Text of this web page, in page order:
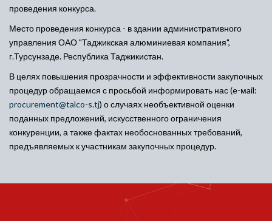
проведения конкурса.
Место проведения конкурса - в здании административного
управления ОАО "Таджикская алюминиевая компания",
г.Турсунзаде. Республика Таджикистан.
В целях повышения прозрачности и эффективности закупочных
процедур обращаемся с просьбой информировать нас (e-мail:
procurement@talco-s.tj) о случаях необъективной оценки
поданных предложений, искусственного ограничения
конкуренции, а также фактах необоснованных требований,
предъявляемых к участникам закупочных процедур.